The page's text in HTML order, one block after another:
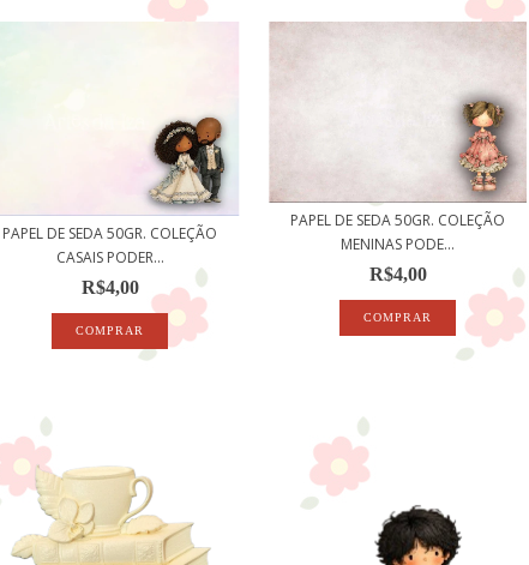
PAPEL DE SEDA 50GR. COLEÇÃO
CASAIS PODER...
R$4,00
PAPEL DE SEDA 50GR. COLEÇÃO
MENINAS PODE...
R$4,00